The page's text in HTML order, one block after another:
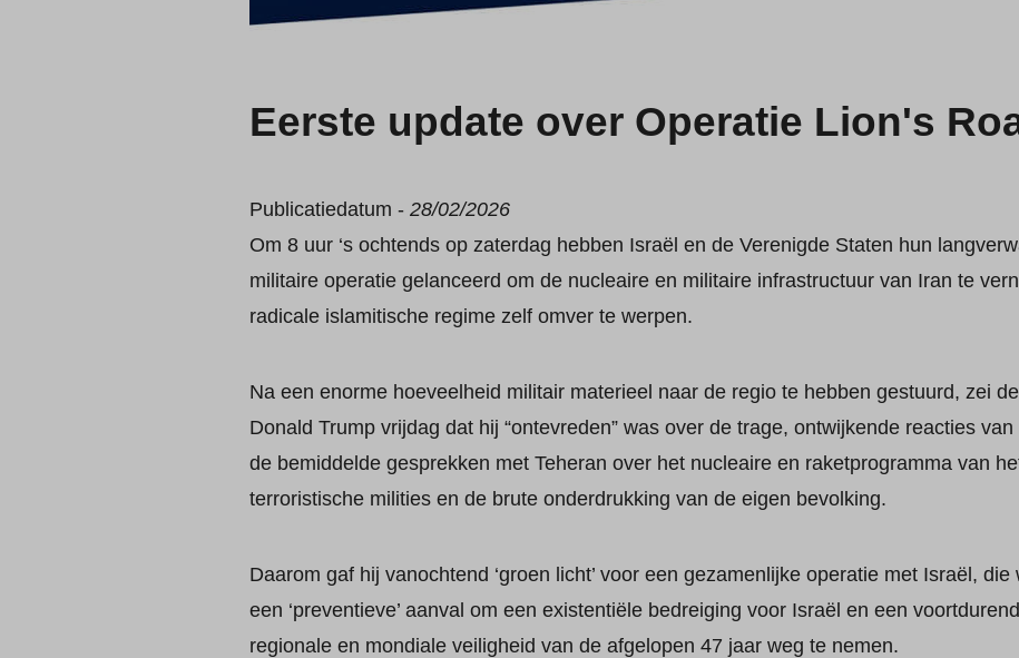
Eerste update over Operatie Lion's
Publicatiedatum - 28/02/2026
Om 8 uur ‘s ochtends op zaterdag hebben Israël en de Verenigde Staten hun
militaire operatie gelanceerd om de nucleaire en militaire infrastructuur van Iran te
radicale islamitische regime zelf omver te werpen.
Na een enorme hoeveelheid militair materieel naar de regio te hebben gestuurd, zei
Donald Trump vrijdag dat hij “ontevreden” was over de trage, ontwijkende reacties
de bemiddelde gesprekken met Teheran over het nucleaire en raketprogramma van
terroristische milities en de brute onderdrukking van de eigen bevolking.
Daarom gaf hij vanochtend ‘groen licht’ voor een gezamenlijke operatie met Israël,
een ‘preventieve’ aanval om een existentiële bedreiging voor Israël en een
regionale en mondiale veiligheid van de afgelopen 47 jaar weg te nemen.